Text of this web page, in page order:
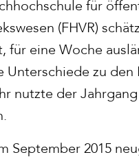
für
(FHVR)
für eine Woche
Unterschiede zu
nutzte der
September 2015